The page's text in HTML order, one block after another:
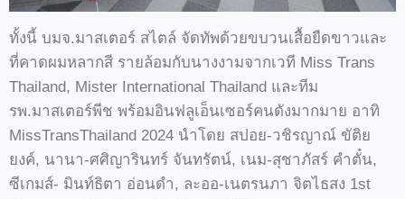
ทั้งนี้ บมจ.มาสเตอร์ สไตล์ จัดทัพด้วยขบวนเสื้อยืดขาวและ
ที่คาดผมหลากสี รายล้อมกับนางงามจากเวที Miss Trans
Thailand, Mister International Thailand และทีม
รพ.มาสเตอร์พีช พร้อมอินฟลูเอ็นเซอร์คนดังมากมาย อาทิ
MissTransThailand 2024 นำโดย สปอย-วชิรญาณ์ ขัติย
ยงค์, นานา-ศศิญารินทร์ จันทรัตน์, เนม-สุชาภัสร์ คำตั๋น,
ซีเกมส์- มินท์ธิตา อ่อนดำ, ละออ-เนตรนภา จิตไธสง 1st